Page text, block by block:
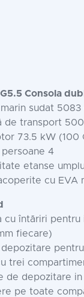
Consola
sudat
de transport
73.5 kW (100
4
etanse
cu EVA
întăriri pentru
fiecare)
trei
de depozitare in
pe toate